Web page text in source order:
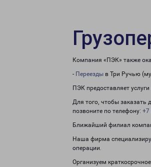
Компания «ПЭК» также
- Переезды в Три Ручью
ПЭК предоставляет
Для того, чтобы заказать
позвоните по телефону: +7
Ближайший филиал
Наша фирма
операции.
Организуем